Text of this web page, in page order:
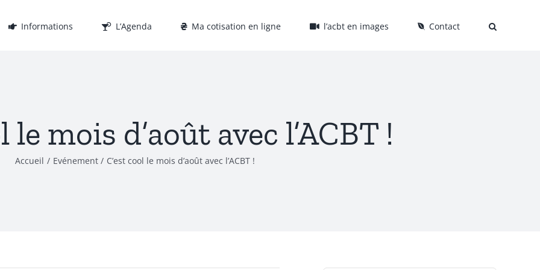
Informations L’Agenda Ma cotisation en ligne l’acbt en images Contact
le mois d’août avec l’ACBT !
Accueil Evénement C’est cool le mois d’août avec l’ACBT !